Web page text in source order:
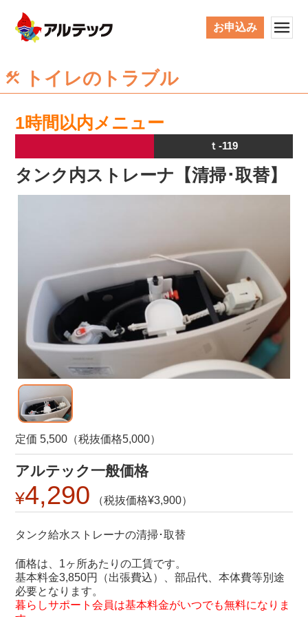
お申込み
トイレのトラブル
1時間以内メニュー
ｔ-119
タンク内ストレーナ【清掃･取替】
定価 5,500（税抜価格5,000）
アルテック一般価格
4,290 3,900
タンク給水ストレーナの清掃･取替
価格は、1ヶ所あたりの工賃です。
基本料金3,850円（出張費込）、部品代、本体費等別途
必要となります。
暮らしサポート会員は基本料金がいつでも無料になりま